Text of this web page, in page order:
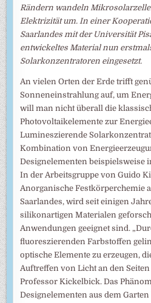
Rändern wandeln
Elektrizität um. In einer
Saarlandes mit der Universität
entwickeltes Material nun
Solarkonzentratoren eingesetzt.
An vielen Orten der Erde trifft
Sonneneinstrahlung auf, um
will man nicht überall die
Photovoltaikelemente zur
Lumineszierende
Kombination von
Designelementen beispielsweise
In der Arbeitsgruppe von Guido
Anorganische Festkörperchemie
Saarlandes, wird seit einigen
silikonartigen Materialen
Anwendungen geeignet sind.
fluoreszierenden Farbstoffen
optische Elemente zu erzeugen,
Auftreffen von Licht an den Seiten
Professor Kickelbick. Das
Designelementen aus dem